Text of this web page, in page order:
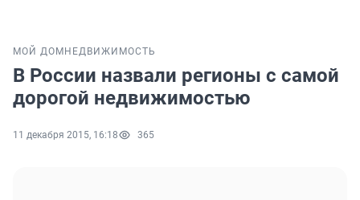
МОЙ ДОМ НЕДВИЖИМОСТЬ
В России назвали регионы с самой
дорогой недвижимостью
11 декабря 2015, 16:18 365